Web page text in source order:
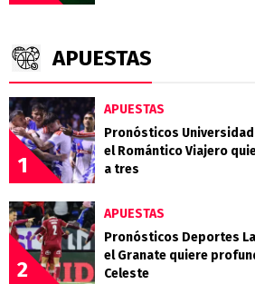
APUESTAS
1
APUESTAS
Pronósticos
el Romántico Viajero
a tres
2
APUESTAS
Pronósticos Deportes
el Granate quiere
Celeste